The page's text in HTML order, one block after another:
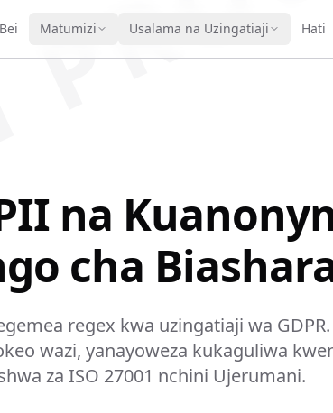
Bei Matumizi Usalama na Uzingatiaji Hati
na
cha
regex kwa uzingatiaji wa
wazi, yanayoweza kukaguliwa
za ISO 27001 nchini Ujerumani.